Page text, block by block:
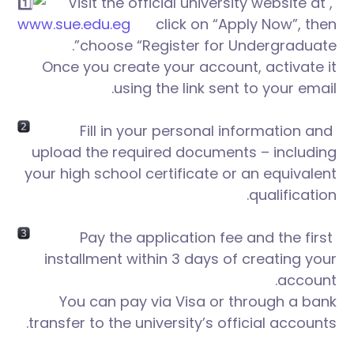
www.sue.edu.eg
click on “Apply Now”, then
choose “Register for Undergraduate”.
Once you create your account, activate it
using the link sent to your email.
Fill in your personal information and
upload the required documents – including
your high school certificate or an equivalent
qualification.
Pay the application fee and the first
installment within 3 days of creating your
account.
You can pay via Visa or through a bank
transfer to the university’s official accounts.